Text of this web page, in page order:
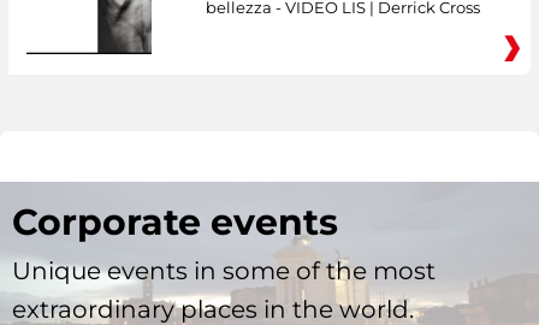
bellezza - VIDEO LIS | Derrick Cross
Corporate events
Unique events in some of the most
extraordinary places in the world.